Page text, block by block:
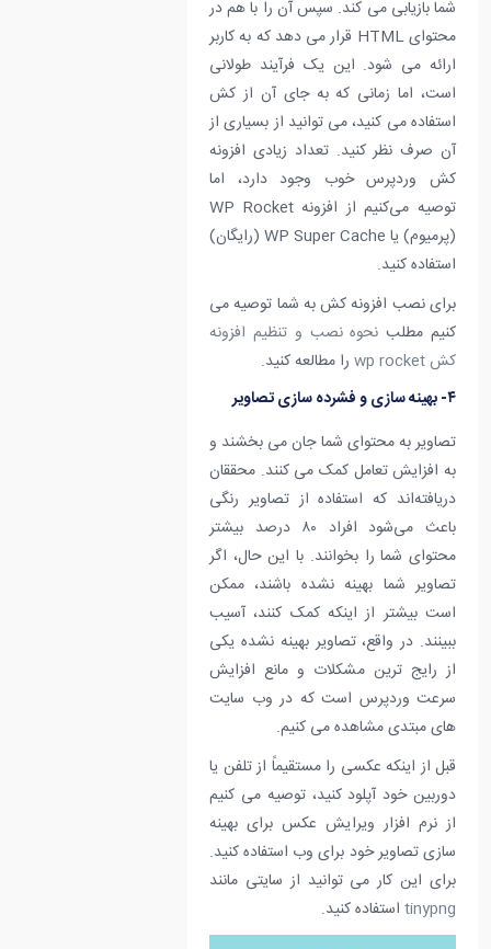
شما بازیابی می کند. سپس آن را با هم در
محتوای HTML قرار می دهد که به کاربر
ارائه می شود. این یک فرآیند طولانی
است، اما زمانی که به جای آن از کش
استفاده می کنید، می توانید از بسیاری از
آن صرف نظر کنید. تعداد زیادی افزونه
کش وردپرس خوب وجود دارد، اما
توصیه می‌کنیم از افزونه WP Rocket
(پرمیوم) یا WP Super Cache (رایگان)
استفاده کنید.
برای نصب افزونه کش به شما توصیه می
کنیم مطلبنحوه نصب و تنظیم افزونه
کش wp rocket
را مطالعه کنید.
تصاویر به محتوای شما جان می بخشند و
به افزایش تعامل کمک می کنند. محققان
دریافته‌اند که استفاده از تصاویر رنگی
باعث می‌شود افراد ۸۰ درصد بیشتر
محتوای شما را بخوانند. با این حال، اگر
تصاویر شما بهینه نشده باشند، ممکن
است بیشتر از اینکه کمک کنند، آسیب
ببینند. در واقع، تصاویر بهینه نشده یکی
از رایج ترین مشکلات و مانع افزایش
سرعت وردپرس است که در وب سایت
های مبتدی مشاهده می کنیم.
قبل از اینکه عکسی را مستقیماً از تلفن یا
دوربین خود آپلود کنید، توصیه می کنیم
از نرم افزار ویرایش عکس برای بهینه
سازی تصاویر خود برای وب استفاده کنید.
برای این کار می توانید از سایتی مانند
tinypngاستفاده کنید.